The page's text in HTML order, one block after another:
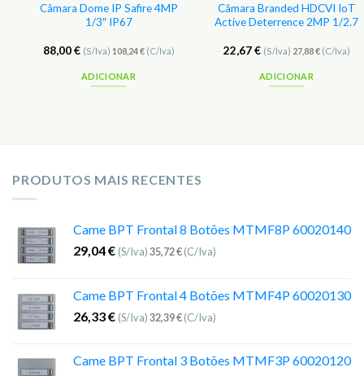
Câmara Dome IP Safire 4MP
1/3″ IP67
88,00€ (S/Iva) 108,24€(C/Iva)
ADICIONAR
Câmara Branded HDCVI IoT
Active Deterrence 2MP 1/2.7
22,67€ (S/Iva) 27,88€(C/Iva)
ADICIONAR
PRODUTOS MAIS RECENTES
Came BPT Frontal 8 Botões MTMF8P 60020140
29,04€ (S/Iva)35,72€(C/Iva)
Came BPT Frontal 4 Botões MTMF4P 60020130
26,33€ (S/Iva)32,39€(C/Iva)
Came BPT Frontal 3 Botões MTMF3P 60020120